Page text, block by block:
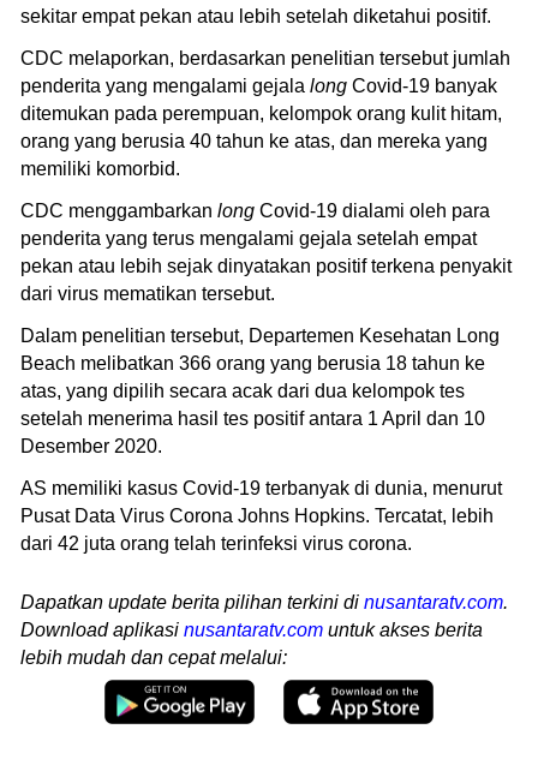
sekitar empat pekan atau lebih setelah diketahui positif.
CDC melaporkan, berdasarkan penelitian tersebut jumlah
penderita yang mengalami gejala long Covid-19 banyak
ditemukan pada perempuan, kelompok orang kulit hitam,
orang yang berusia 40 tahun ke atas, dan mereka yang
memiliki komorbid.
CDC menggambarkan long Covid-19 dialami oleh para
penderita yang terus mengalami gejala setelah empat
pekan atau lebih sejak dinyatakan positif terkena penyakit
dari virus mematikan tersebut.
Dalam penelitian tersebut, Departemen Kesehatan Long
Beach melibatkan 366 orang yang berusia 18 tahun ke
atas, yang dipilih secara acak dari dua kelompok tes
setelah menerima hasil tes positif antara 1 April dan 10
Desember 2020.
AS memiliki kasus Covid-19 terbanyak di dunia, menurut
Pusat Data Virus Corona Johns Hopkins. Tercatat, lebih
dari 42 juta orang telah terinfeksi virus corona.
Dapatkan update berita pilihan terkini di nusantaratv.com.
Download aplikasi nusantaratv.com untuk akses berita
lebih mudah dan cepat melalui: